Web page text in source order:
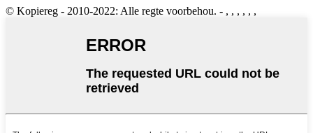
© Kopiereg - 2010-2022: Alle regte voorbehou. - , , , , , ,